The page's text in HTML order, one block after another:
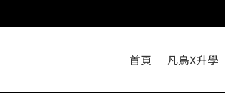
首頁 凡鳥X升學